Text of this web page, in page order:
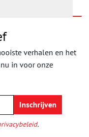
verhalen en het
in voor onze
.